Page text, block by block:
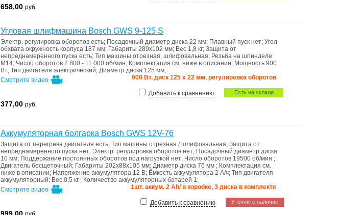
658,00 руб.
Угловая шлифмашина Bosch GWS 9-125 S
Электр. регулировка оборотов есть; Посадочный диаметр диска 22 мм; Плавный пуск нет; Угол
обхвата окружность корпуса 187 мм; Габариты 289х102 мм; Вес 1,8 кг; Защита от
непреднамеренного пуска есть; Тип машины отрезная, шлифовальная; Резьба на шпинделе
М14; Число оборотов 2.800 - 11.000 об/мин; Комплектация см. ниже в описании; Мощность 900
Вт; Тип двигателя электрический; Диаметр диска 125 мм;
900 Вт, диск 125 х 22 мм, регулировка оборотов
Смотрите видео
Есть на складе
Добавить к сравнению
377,00 руб.
Аккумуляторная болгарка Bosch GWS 12V-76
Защита от перегрева двигателя есть; Тип машины отрезная / шлифовальная; Защита от
непреднамеренного пуска нет; Электр. регулировка оборотов нет; Посадочный диаметр диска
10 мм; Поддержание постоянных оборотов под нагрузкой нет; Число оборотов 19500 об/мин ;
Двигатель бесщеточный; Габариты 202х88х105 мм; Диаметр диска 76 мм ; Комплектация см.
ниже в описании; Напряжение аккумулятора 12 В; Ёмкость аккумулятора 2 А/ч; Тип двигателя
аккумуляторный; Вес 0,5 кг ; Количество аккумуляторных батарей 1;
1шт. аккум. 2 Аh/ в коробке, 3 диска в комплекте
Смотрите видео
Уточните наличие
Добавить к сравнению